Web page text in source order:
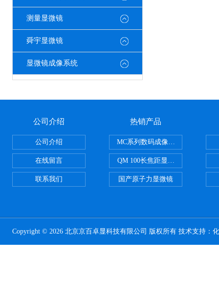
测量显微镜
舜宇显微镜
显微镜成像系统
公司介绍
公司介绍
在线留言
联系我们
热销产品
MC系列数码成像系统
QM 100长焦距显微镜
国产原子力显微镜
Copyright © 2026 北京京百卓显科技有限公司 版权所有 技术支持：